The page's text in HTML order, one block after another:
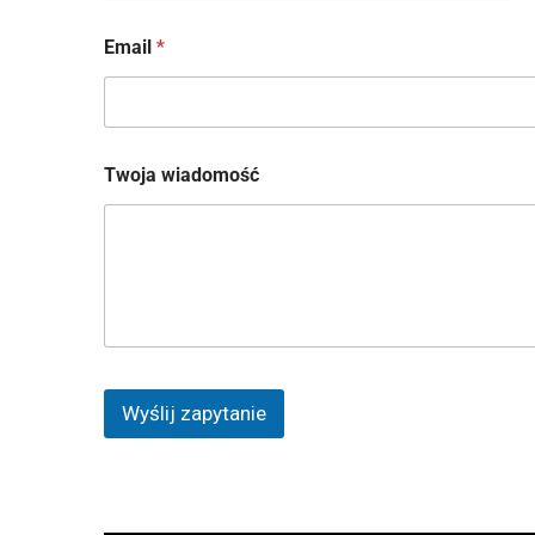
Email *
m
a
*
Twoja wiadomość
Wyślij zapytanie